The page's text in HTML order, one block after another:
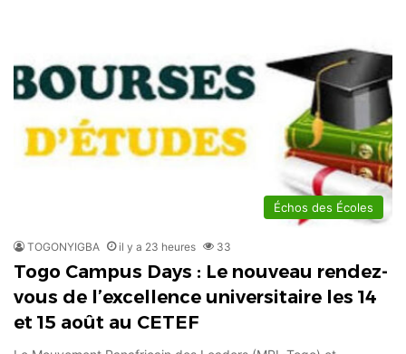
Échos des Écoles
TOGONYIGBA il y a 23 heures 33
Togo Campus Days : Le nouveau rendez-
vous de l’excellence universitaire les 14
et 15 août au CETEF